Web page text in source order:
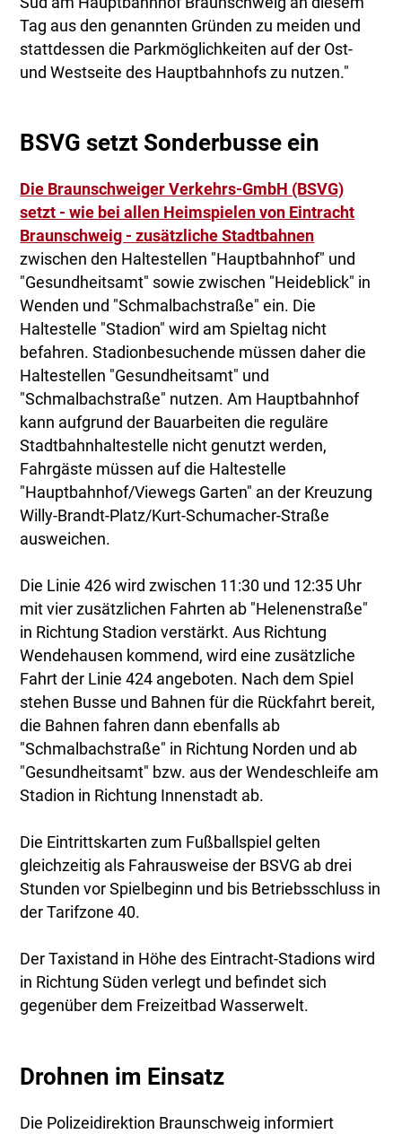
Tag aus den genannten Gründen zu meiden und
stattdessen die Parkmöglichkeiten auf der Ost-
und Westseite des Hauptbahnhofs zu nutzen."
BSVG setzt Sonderbusse ein
Die Braunschweiger Verkehrs-GmbH (BSVG)
setzt - wie bei allen Heimspielen von Eintracht
Braunschweig - zusätzliche Stadtbahnen
zwischen den Haltestellen "Hauptbahnhof" und
"Gesundheitsamt" sowie zwischen "Heideblick" in
Wenden und "Schmalbachstraße" ein. Die
Haltestelle "Stadion" wird am Spieltag nicht
befahren. Stadionbesuchende müssen daher die
Haltestellen "Gesundheitsamt" und
"Schmalbachstraße" nutzen. Am Hauptbahnhof
kann aufgrund der Bauarbeiten die reguläre
Stadtbahnhaltestelle nicht genutzt werden,
Fahrgäste müssen auf die Haltestelle
"Hauptbahnhof/Viewegs Garten" an der Kreuzung
Willy-Brandt-Platz/Kurt-Schumacher-Straße
ausweichen.
Die Linie 426 wird zwischen 11:30 und 12:35 Uhr
mit vier zusätzlichen Fahrten ab "Helenenstraße"
in Richtung Stadion verstärkt. Aus Richtung
Wendehausen kommend, wird eine zusätzliche
Fahrt der Linie 424 angeboten. Nach dem Spiel
stehen Busse und Bahnen für die Rückfahrt bereit,
die Bahnen fahren dann ebenfalls ab
"Schmalbachstraße" in Richtung Norden und ab
"Gesundheitsamt" bzw. aus der Wendeschleife am
Stadion in Richtung Innenstadt ab.
Die Eintrittskarten zum Fußballspiel gelten
gleichzeitig als Fahrausweise der BSVG ab drei
Stunden vor Spielbeginn und bis Betriebsschluss in
der Tarifzone 40.
Der Taxistand in Höhe des Eintracht-Stadions wird
in Richtung Süden verlegt und befindet sich
gegenüber dem Freizeitbad Wasserwelt.
Drohnen im Einsatz
Die Polizeidirektion Braunschweig informiert